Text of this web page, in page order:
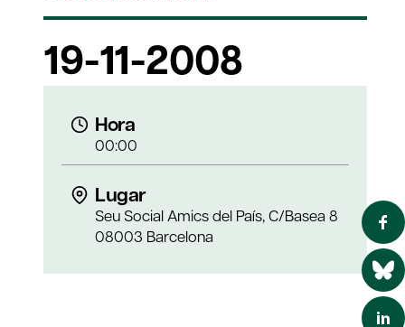
19-11-2008
Hora
00:00
Lugar
Seu Social Amics del País, C/Basea 8
08003 Barcelona